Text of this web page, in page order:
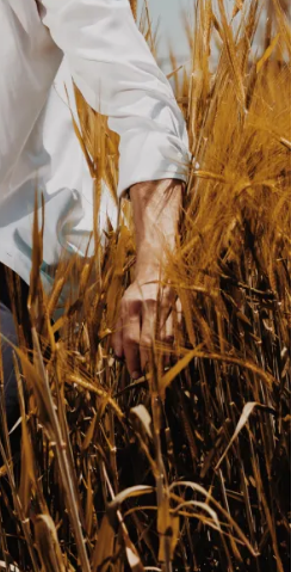
Модни цитати